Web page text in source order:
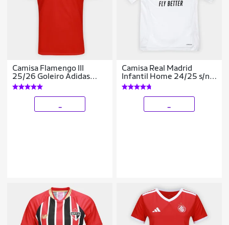
Camisa Flamengo III
25/26 Goleiro Adidas
Masculina
Camisa Real Madrid
Infantil Home 24/25 s/n°
Torcedor Adidas